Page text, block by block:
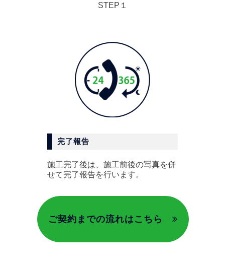
STEP１
完了報告
施工完了後は、施工前後の写真を併
せて完了報告を行います。
ご契約までの流れはこちら